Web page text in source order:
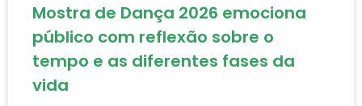
Mostra de Dança 2026 emociona
público com reflexão sobre o
tempo e as diferentes fases da
vida